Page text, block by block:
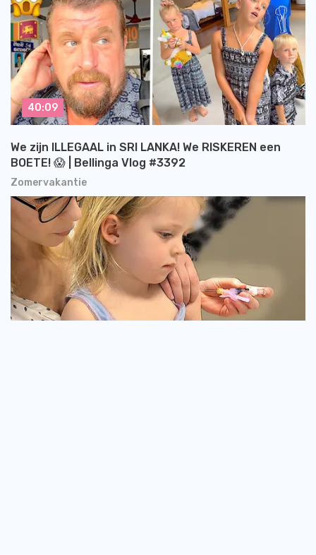
Zomervakantie
We zijn ILLEGAAL in SRI LANKA! We RISKEREN een
BOETE! 😱 | Bellinga Vlog #3392
40:09